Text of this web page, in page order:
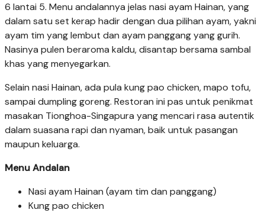
6 lantai 5. Menu andalannya jelas nasi ayam Hainan, yang
dalam satu set kerap hadir dengan dua pilihan ayam, yakni
ayam tim yang lembut dan ayam panggang yang gurih.
Nasinya pulen beraroma kaldu, disantap bersama sambal
khas yang menyegarkan.
Selain nasi Hainan, ada pula kung pao chicken, mapo tofu,
sampai dumpling goreng. Restoran ini pas untuk penikmat
masakan Tionghoa-Singapura yang mencari rasa autentik
dalam suasana rapi dan nyaman, baik untuk pasangan
maupun keluarga.
Menu Andalan
Nasi ayam Hainan (ayam tim dan panggang)
Kung pao chicken